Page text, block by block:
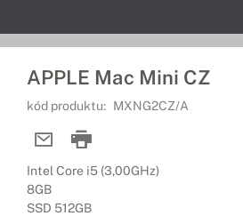
APPLE Mac Mini CZ
kód produktu: MXNG2CZ/A
Intel Core i5 (3,00GHz)
8GB
SSD 512GB